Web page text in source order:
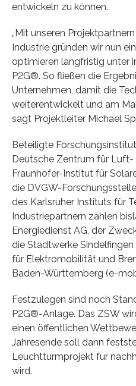
entwickeln zu können.
„Mit unseren
Industrie gründen wir nun
optimieren langfristig unter
P2G®. So fließen die
Unternehmen, damit die
weiterentwickelt und am
sagt Projektleiter Michael
Beteiligte
Deutsche Zentrum für Luft-
Fraunhofer-Institut für
die DVGW-
des Karlsruher Instituts für
Industriepartnern zählen
Energiedienst AG, der
die Stadtwerke
für Elektromobilität und
Baden-Württemberg (e-
Festzulegen sind noch
P2G®-Anlage. Das ZSW
einen öffentlichen
Jahresende soll dann
Leuchtturmprojekt für
wird.